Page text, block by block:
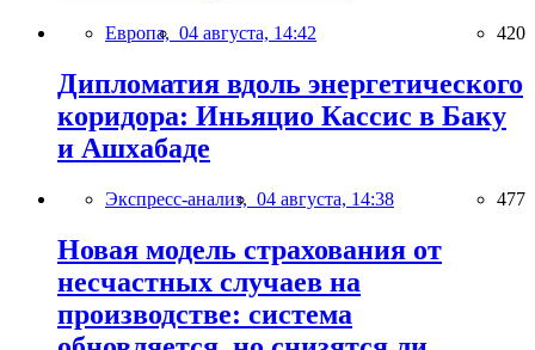
Европа, 04 августа, 14:42 420
Дипломатия вдоль энергетического
коридора: Иньяцио Кассис в Баку
и Ашхабаде
Экспресс-анализ, 04 августа, 14:38 477
Новая модель страхования от
несчастных случаев на
производстве: система